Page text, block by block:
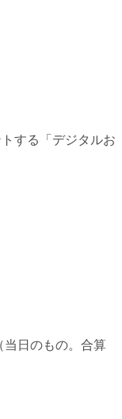
する「デジタルお
当日のもの。合算